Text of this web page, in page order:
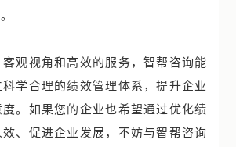
观视角和高效的服务，智帮咨询能
学合理的绩效管理体系，提升企业
。如果您的企业也希望通过优化绩
、促进企业发展，不妨与智帮咨询